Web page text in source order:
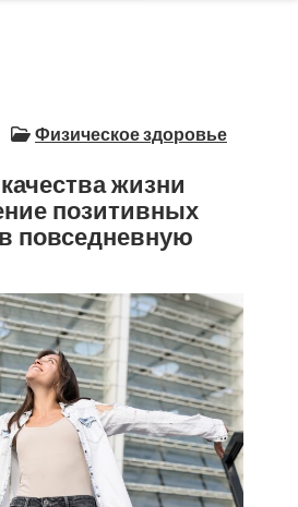
Физическое здоровье
жизни
позитивных
повседневную